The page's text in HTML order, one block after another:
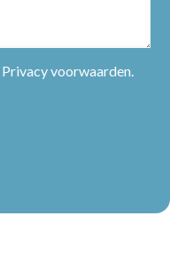
Privacy voorwaarden.